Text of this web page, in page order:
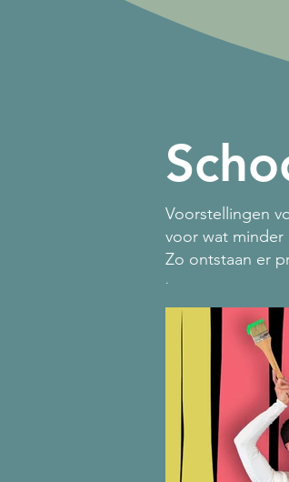
Voorstellingen
voor wat
Zo ontstaan er
.